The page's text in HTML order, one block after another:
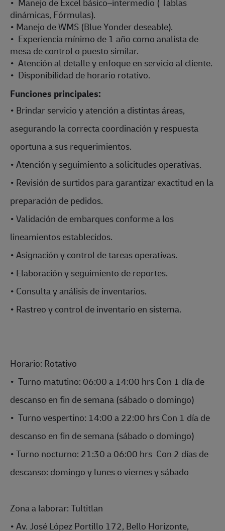
dinámicas, Fórmulas).
• Manejo de WMS (Blue Yonder deseable).
• Experiencia mínimo de 1 año como analista de
mesa de control o puesto similar.
• Atención al detalle y enfoque en servicio al cliente.
• Disponibilidad de horario rotativo.
Funciones principales:
• Brindar servicio y atención a distintas áreas,
asegurando la correcta coordinación y respuesta
oportuna a sus requerimientos.
• Atención y seguimiento a solicitudes operativas.
• Revisión de surtidos para garantizar exactitud en la
preparación de pedidos.
• Validación de embarques conforme a los
lineamientos establecidos.
• Asignación y control de tareas operativas.
• Elaboración y seguimiento de reportes.
• Consulta y análisis de inventarios.
• Rastreo y control de inventario en sistema.
Horario: Rotativo
• Turno matutino: 06:00 a 14:00 hrs Con 1 día de
descanso en fin de semana (sábado o domingo)
• Turno vespertino: 14:00 a 22:00 hrs Con 1 día de
descanso en fin de semana (sábado o domingo)
• Turno nocturno: 21:30 a 06:00 hrs Con 2 días de
descanso: domingo y lunes o viernes y sábado
Zona a laborar: Tultitlan
• Av. José López Portillo 172, Bello Horizonte,